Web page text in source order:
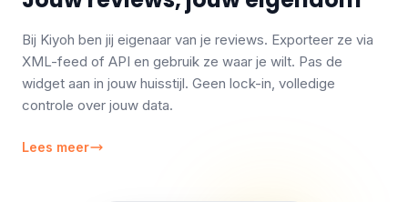
Bij Kiyoh ben jij eigenaar van je reviews. Exporteer ze via
XML-feed of API en gebruik ze waar je wilt. Pas de
widget aan in jouw huisstijl. Geen lock-in, volledige
controle over jouw data.
Lees meer